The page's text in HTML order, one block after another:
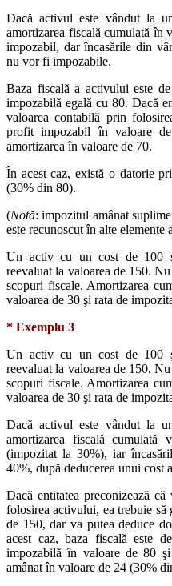
Dacă activul este vândut la
amortizarea fiscală cumulată în
impozabil, dar încasările din
nu vor fi impozabile.
Baza fiscală a activului este
impozabilă egală cu 80. Dacă
valoarea contabilă prin
profit impozabil în valoare
amortizarea în valoare de 70.
În acest caz, există o datorie
(30% din 80).
(Notă: impozitul amânat
este recunoscut în alte
Un activ cu un cost de 100
reevaluat la valoarea de 150.
scopuri fiscale. Amortizarea
valoarea de 30 şi rata de
* Exemplu 3
Un activ cu un cost de 100
reevaluat la valoarea de 150.
scopuri fiscale. Amortizarea
valoarea de 30 şi rata de
Dacă activul este vândut la
amortizarea fiscală
(impozitat la 30%), iar
40%, după deducerea unui cost
Dacă entitatea preconizează
folosirea activului, ea trebuie
de 150, dar va putea deduce
acest caz, baza fiscală este
impozabilă în valoare de 80
amânat în valoare de 24 (30%